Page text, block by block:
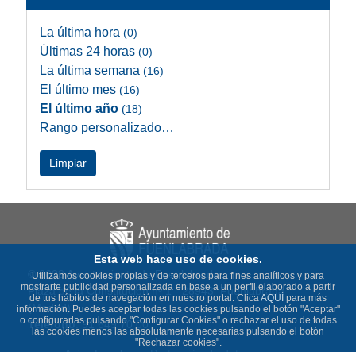
La última hora (0)
Últimas 24 horas (0)
La última semana (16)
El último mes (16)
El último año (18)
Rango personalizado…
Limpiar
© 2023 Ayuntamiento de Fuenlabrada
Plaza de la Constitución nº 1 - 28943 Fuenlabrada
(Madrid)
Teléfono: 91 649 70 00
Esta web hace uso de cookies.
Utilizamos cookies propias y de terceros para fines analíticos y para
mostrarte publicidad personalizada en base a un perfil elaborado a partir
de tus hábitos de navegación en nuestro portal. ClicaAQUÍ para más
información. Puedes aceptar todas las cookies pulsando el botón "Aceptar"
o configurarlas pulsando "Configurar Cookies" o rechazar el uso de todas
las cookies menos las absolutamente necesarias pulsando el botón
"Rechazar cookies".